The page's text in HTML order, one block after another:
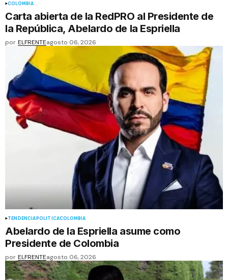
COLOMBIA
Carta abierta de la RedPRO al Presidente de
la República, Abelardo de la Espriella
por ELFRENTEagosto 06, 2026
TENDENCIA POLÍTICACOLOMBIA
Abelardo de la Espriella asume como
Presidente de Colombia
por ELFRENTEagosto 06, 2026